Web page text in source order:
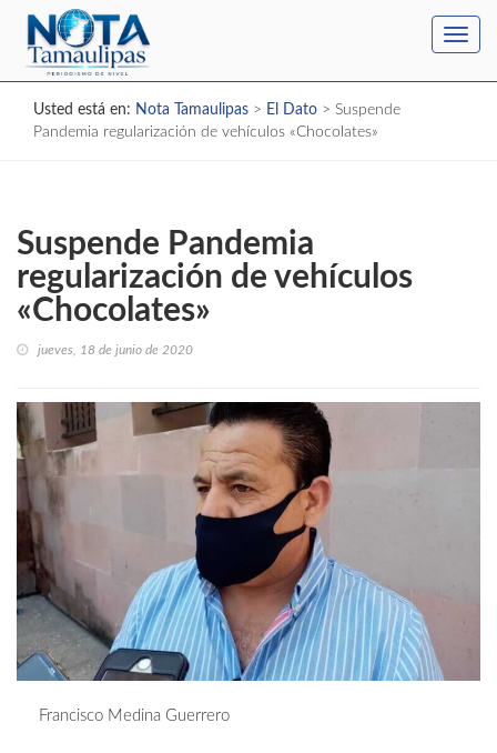
Usted está en: Nota Tamaulipas > El Dato > Suspende
Pandemia regularización de vehículos «Chocolates»
Suspende Pandemia
regularización de vehículos
«Chocolates»
jueves, 18 de junio de 2020
Francisco Medina Guerrero